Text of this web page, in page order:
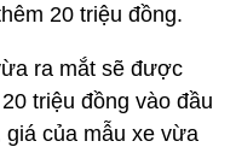
20 triệu đồng.
ra mắt sẽ được
triệu đồng vào đầu
của mẫu xe vừa